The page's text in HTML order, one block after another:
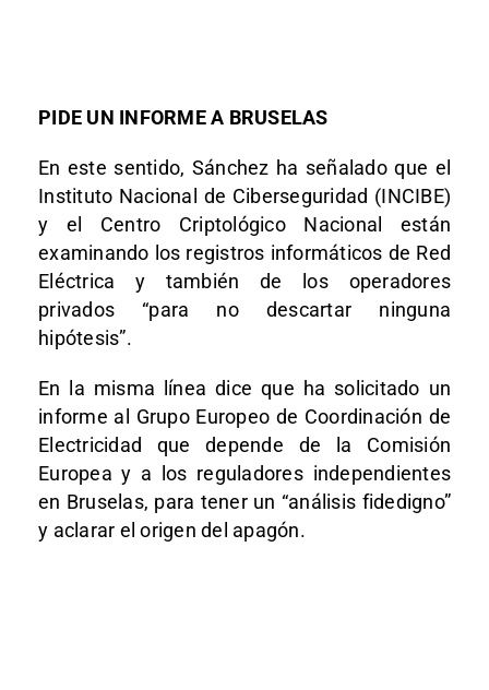
PIDE UN INFORME A BRUSELAS
En este sentido, Sánchez ha señalado que el
Instituto Nacional de Ciberseguridad (INCIBE)
y el Centro Criptológico Nacional están
examinando los registros informáticos de Red
Eléctrica y también de los operadores
privados “para no descartar ninguna
hipótesis”.
En la misma línea dice que ha solicitado un
informe al Grupo Europeo de Coordinación de
Electricidad que depende de la Comisión
Europea y a los reguladores independientes
en Bruselas, para tener un “análisis fidedigno”
y aclarar el origen del apagón.